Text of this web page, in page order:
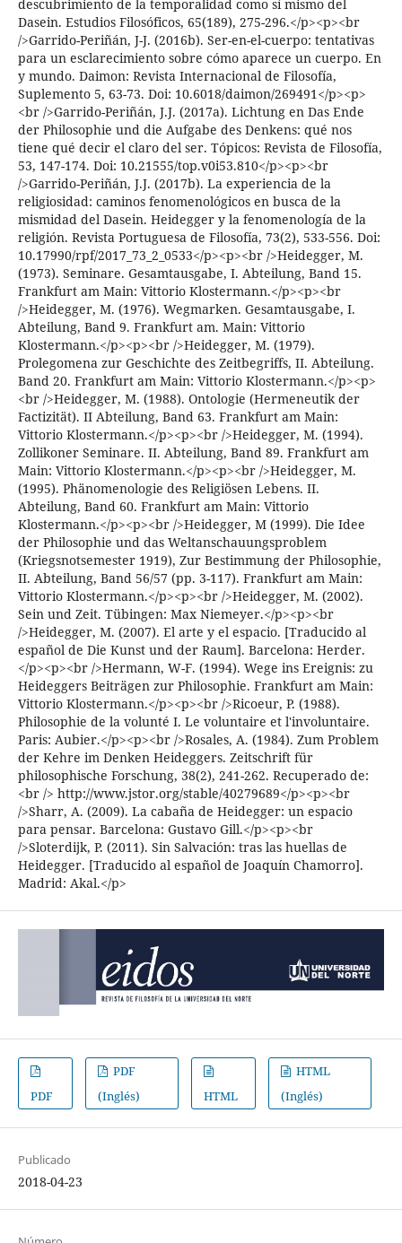
descubrimiento de la temporalidad como sí mismo del
Dasein. Estudios Filosóficos, 65(189), 275-296.</p><p><br
/>Garrido-Periñán, J-J. (2016b). Ser-en-el-cuerpo: tentativas
para un esclarecimiento sobre cómo aparece un cuerpo. En
y mundo. Daimon: Revista Internacional de Filosofía,
Suplemento 5, 63-73. Doi: 10.6018/daimon/269491</p><p>
<br />Garrido-Periñán, J.J. (2017a). Lichtung en Das Ende
der Philosophie und die Aufgabe des Denkens: qué nos
tiene qué decir el claro del ser. Tópicos: Revista de Filosofía,
53, 147-174. Doi: 10.21555/top.v0i53.810</p><p><br
/>Garrido-Periñán, J.J. (2017b). La experiencia de la
religiosidad: caminos fenomenológicos en busca de la
mismidad del Dasein. Heidegger y la fenomenología de la
religión. Revista Portuguesa de Filosofía, 73(2), 533-556. Doi:
10.17990/rpf/2017_73_2_0533</p><p><br />Heidegger, M.
(1973). Seminare. Gesamtausgabe, I. Abteilung, Band 15.
Frankfurt am Main: Vittorio Klostermann.</p><p><br
/>Heidegger, M. (1976). Wegmarken. Gesamtausgabe, I.
Abteilung, Band 9. Frankfurt am. Main: Vittorio
Klostermann.</p><p><br />Heidegger, M. (1979).
Prolegomena zur Geschichte des Zeitbegriffs, II. Abteilung.
Band 20. Frankfurt am Main: Vittorio Klostermann.</p><p>
<br />Heidegger, M. (1988). Ontologie (Hermeneutik der
Factizität). II Abteilung, Band 63. Frankfurt am Main:
Vittorio Klostermann.</p><p><br />Heidegger, M. (1994).
Zollikoner Seminare. II. Abteilung, Band 89. Frankfurt am
Main: Vittorio Klostermann.</p><p><br />Heidegger, M.
(1995). Phänomenologie des Religiösen Lebens. II.
Abteilung, Band 60. Frankfurt am Main: Vittorio
Klostermann.</p><p><br />Heidegger, M (1999). Die Idee
der Philosophie und das Weltanschauungsproblem
(Kriegsnotsemester 1919), Zur Bestimmung der Philosophie,
II. Abteilung, Band 56/57 (pp. 3-117). Frankfurt am Main:
Vittorio Klostermann.</p><p><br />Heidegger, M. (2002).
Sein und Zeit. Tübingen: Max Niemeyer.</p><p><br
/>Heidegger, M. (2007). El arte y el espacio. [Traducido al
español de Die Kunst und der Raum]. Barcelona: Herder.
</p><p><br />Hermann, W-F. (1994). Wege ins Ereignis: zu
Heideggers Beiträgen zur Philosophie. Frankfurt am Main:
Vittorio Klostermann.</p><p><br />Ricoeur, P. (1988).
Philosophie de la volunté I. Le voluntaire et l'involuntaire.
Paris: Aubier.</p><p><br />Rosales, A. (1984). Zum Problem
der Kehre im Denken Heideggers. Zeitschrift für
philosophische Forschung, 38(2), 241-262. Recuperado de:
<br /> http://www.jstor.org/stable/40279689</p><p><br
/>Sharr, A. (2009). La cabaña de Heidegger: un espacio
para pensar. Barcelona: Gustavo Gill.</p><p><br
/>Sloterdijk, P. (2011). Sin Salvación: tras las huellas de
Heidegger. [Traducido al español de Joaquín Chamorro].
Madrid: Akal.</p>
PDF
PDF
(Inglés)
HTML
HTML
(Inglés)
Publicado
2018-04-23